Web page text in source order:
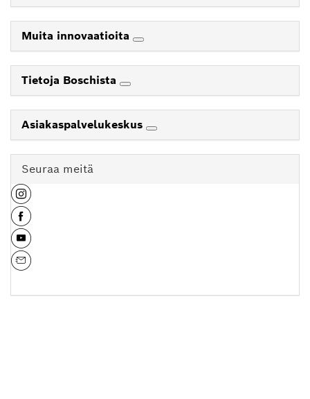
Muita innovaatioita
Tietoja Boschista
Asiakaspalvelukeskus
Seuraa meitä